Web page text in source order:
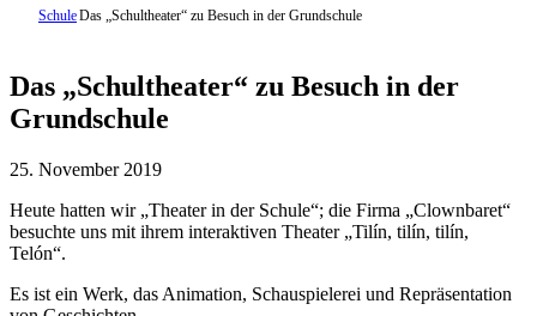
SchuleDas „Schultheater“ zu Besuch in der Grundschule
Das „Schultheater“ zu Besuch in der
Grundschule
25. November 2019
Heute hatten wir „Theater in der Schule“; die Firma „Clownbaret“
besuchte uns mit ihrem interaktiven Theater „Tilín, tilín, tilín,
Telón“.
Es ist ein Werk, das Animation, Schauspielerei und Repräsentation